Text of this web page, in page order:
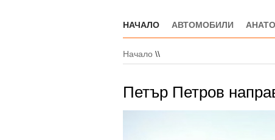
НАЧАЛО АВТОМОБИЛИ
Начало \\
Петър Петров